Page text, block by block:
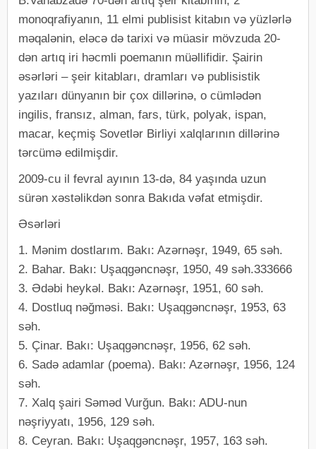
monoqrafiyanın, 11 elmi publisist kitabın və yüzlərlə
məqalənin, eləcə də tarixi və müasir mövzuda 20-
dən artıq iri həcmli poemanın müəllifidir. Şairin
əsərləri – şeir kitabları, dramları və publisistik
yazıları dünyanın bir çox dillərinə, o cümlədən
ingilis, fransız, alman, fars, türk, polyak, ispan,
macar, keçmiş Sovetlər Birliyi xalqlarının dillərinə
tərcümə edilmişdir.
2009-cu il fevral ayının 13-də, 84 yaşında uzun
sürən xəstəlikdən sonra Bakıda vəfat etmişdir.
Əsərləri
1. Mənim dostlarım. Bakı: Azərnəşr, 1949, 65 səh.
2. Bahar. Bakı: Uşaqgəncnəşr, 1950, 49 səh.333666
3. Ədəbi heykəl. Bakı: Azərnəşr, 1951, 60 səh.
4. Dostluq nəğməsi. Bakı: Uşaqgəncnəşr, 1953, 63
səh.
5. Çinar. Bakı: Uşaqgəncnəşr, 1956, 62 səh.
6. Sadə adamlar (poema). Bakı: Azərnəşr, 1956, 124
səh.
7. Xalq şairi Səməd Vurğun. Bakı: ADU-nun
nəşriyyatı, 1956, 129 səh.
8. Ceyran. Bakı: Uşaqgəncnəşr, 1957, 163 səh.